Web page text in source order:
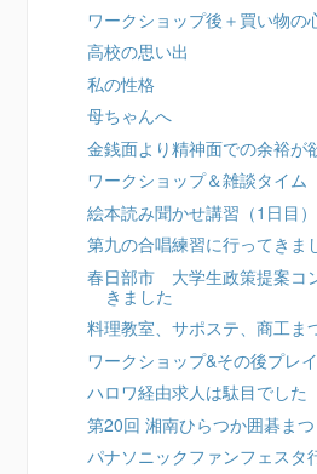
ワークショップ後＋買い物の
高校の思い出
私の性格
母ちゃんへ
金銭面より精神面での余裕が
ワークショップ＆雑談タイム
絵本読み聞かせ講習（1日目
第九の合唱練習に行ってきま
春日部市 大学生政策提案コ
きました
料理教室、サポステ、商工ま
ワークショップ&その後プレ
ハロワ経由求人は駄目でした
第20回 湘南ひらつか囲碁ま
パナソニックファンフェスタ